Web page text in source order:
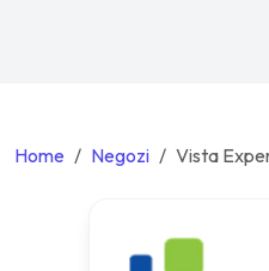
Home Negozi Vista